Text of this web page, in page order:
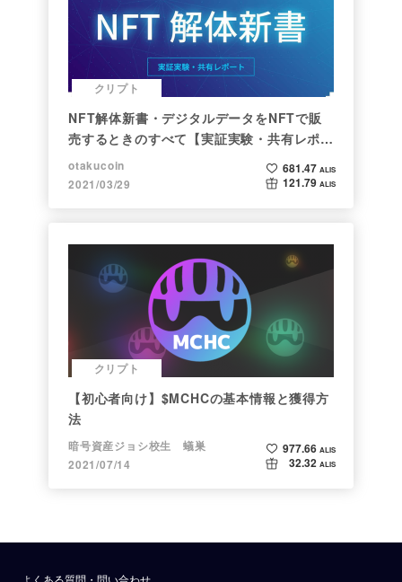
クリプト
NFT解体新書・デジタルデータをNFTで販
売するときのすべて【実証実験・共有レポー
ト】
otakucoin
2021/03/29
681.47 ALIS
121.79 ALIS
クリプト
【初心者向け】$MCHCの基本情報と獲得方
法
暗号資産ジョシ校生 蟻巣
2021/07/14
977.66 ALIS
32.32 ALIS
よくある質問・問い合わせ